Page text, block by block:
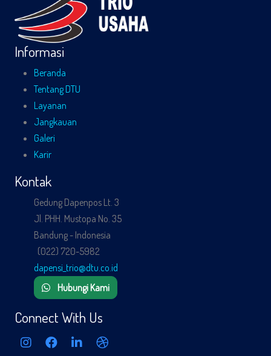
Informasi
Beranda
Tentang DTU
Layanan
Jangkauan
Galeri
Karir
Kontak
Gedung Dapenpos Lt. 3
Jl. PHH. Mustopa No. 35
Bandung - Indonesia
(022) 720-5982
dapensi_trio@dtu.co.id
Hubungi Kami
Connect With Us